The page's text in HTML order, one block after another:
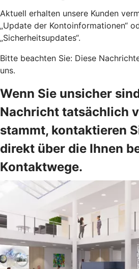
Aktuell erhalten unsere Kunden
„Update der Kontoinformationen“
„Sicherheitsupdates“.
Bitte beachten Sie: Diese
uns.
Wenn Sie unsicher
Nachricht tatsächlich
stammt, kontaktieren
direkt über die Ihnen
Kontaktwege.